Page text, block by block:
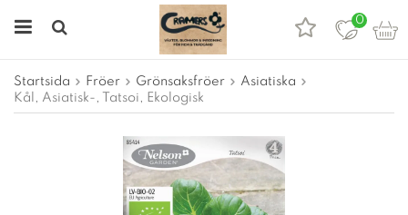
0
Startsida Fröer Grönsaksfröer
Asiatiska
Kål, Asiatisk-, Tatsoi, Ekologisk